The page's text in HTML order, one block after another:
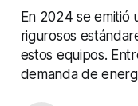
En 2024 se emitió
rigurosos
estos equipos.
demanda de